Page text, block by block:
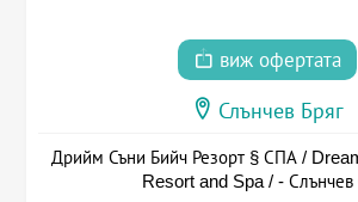
виж офертата
Слънчев Бряг
Дрийм Съни Бийч Резорт § СПА /
Resort and Spa / - Слънчев